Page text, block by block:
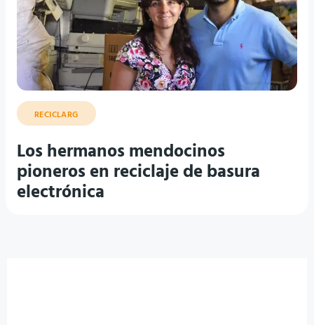
RECICLARG
Los hermanos mendocinos
pioneros en reciclaje de basura
electrónica